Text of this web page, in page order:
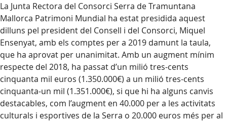
La Junta Rectora del Consorci Serra de Tramuntana
Mallorca Patrimoni Mundial ha estat presidida aquest
dilluns pel president del Consell i del Consorci, Miquel
Ensenyat, amb els comptes per a 2019 damunt la taula,
que ha aprovat per unanimitat. Amb un augment mínim
respecte del 2018, ha passat d’un milió tres-cents
cinquanta mil euros (1.350.000€) a un milió tres-cents
cinquanta-un mil (1.351.000€), si que hi ha alguns canvis
destacables, com l’augment en 40.000 per a les activitats
culturals i esportives de la Serra o 20.000 euros més per al